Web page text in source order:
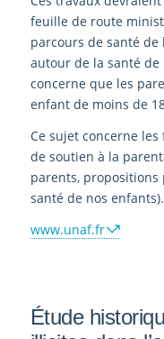
feuille de route
parcours de santé de
autour de la santé de
concerne que les
enfant de moins de
Ce sujet concerne les
de soutien à la
parents,
santé de nos enfants).
www.unaf.fr
Étude